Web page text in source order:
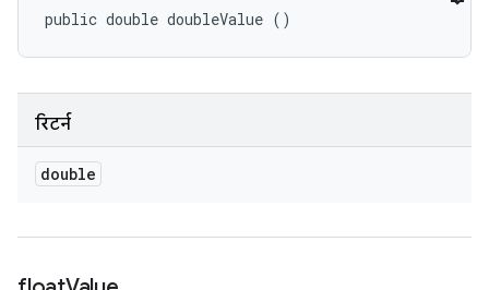
public double doubleValue ()
रिटर्न
double